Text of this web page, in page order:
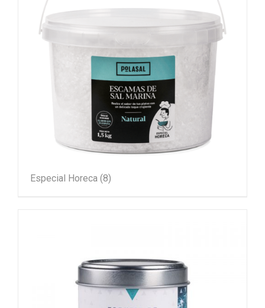
Especial Horeca (8)